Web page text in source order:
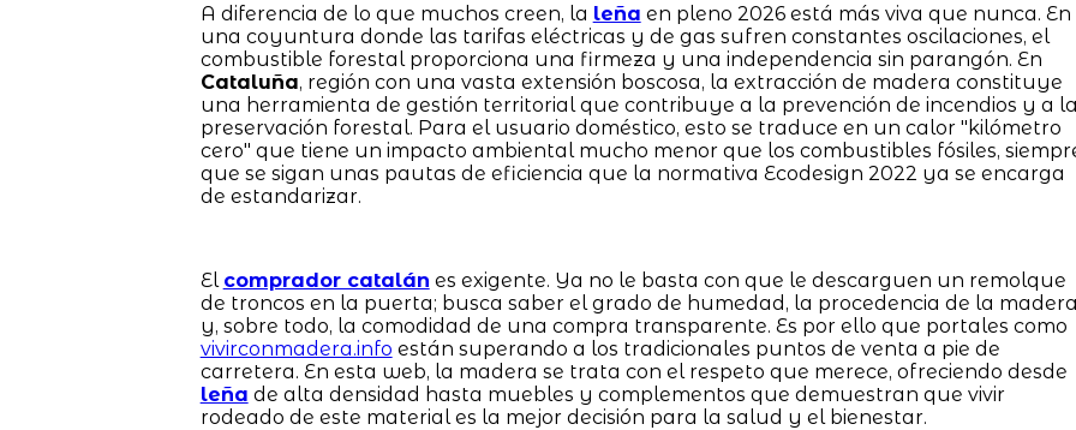
A diferencia de lo que muchos creen, la leña en pleno 2026 está más viva que nunca. En
una coyuntura donde las tarifas eléctricas y de gas sufren constantes oscilaciones, el
combustible forestal proporciona una firmeza y una independencia sin parangón. En
Cataluña, región con una vasta extensión boscosa, la extracción de madera constituye
una herramienta de gestión territorial que contribuye a la prevención de incendios y a
preservación forestal. Para el usuario doméstico, esto se traduce en un calor "kilómetro
cero" que tiene un impacto ambiental mucho menor que los combustibles fósiles,
que se sigan unas pautas de eficiencia que la normativa Ecodesign 2022 ya se encarga
de estandarizar.
El comprador catalán es exigente. Ya no le basta con que le descarguen un remolque
de troncos en la puerta; busca saber el grado de humedad, la procedencia de la
y, sobre todo, la comodidad de una compra transparente. Es por ello que portales como
vivirconmadera.info están superando a los tradicionales puntos de venta a pie de
carretera. En esta web, la madera se trata con el respeto que merece, ofreciendo desde
leña de alta densidad hasta muebles y complementos que demuestran que vivir
rodeado de este material es la mejor decisión para la salud y el bienestar.